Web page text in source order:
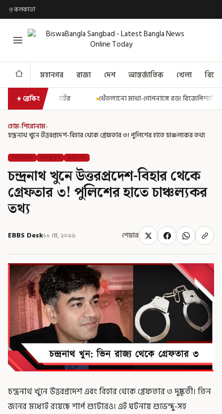
কলকাতা
মহানগর রাজ্য দেশ আন্তর্জাতিক খেলা
ব্রেকিং
থেঁতলানো মাথা-গোপনাঙ্গে রড! বিজেপিশাসিত অসমে নাবালিকার নৃশংস
হোম›শিরোনাম›
চন্দ্রনাথ খুনে উত্তরপ্রদেশ-বিহার থেকে গ্রেফতার ৩! পুলিশের হাতে চাঞ্চল্যকর তথ্য
শিরোনাম গুরুত্বপূর্ণ মহানগর
চন্দ্রনাথ খুনে উত্তরপ্রদেশ-বিহার থেকে
গ্রেফতার ৩! পুলিশের হাতে চাঞ্চল্যকর
তথ্য
EBBS Desk১১ মে, ২০২৬ শেয়ার
চন্দ্রনাথ খুনে উত্তরপ্রদেশ এবং বিহার থেকে গ্রেফতার ৩ দুষ্কৃতী। তিন
জনের মধ্যেই রয়েছে শার্প শ্যুটারও। এই ঘটনায় শুভেন্দু-সহ